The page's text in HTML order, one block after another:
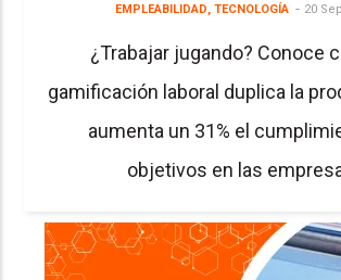
EMPLEABILIDAD TECNOLOGÍA 20
¿Trabajar jugando? Conoce
gamificación laboral duplica la
aumenta un 31% el
objetivos en las